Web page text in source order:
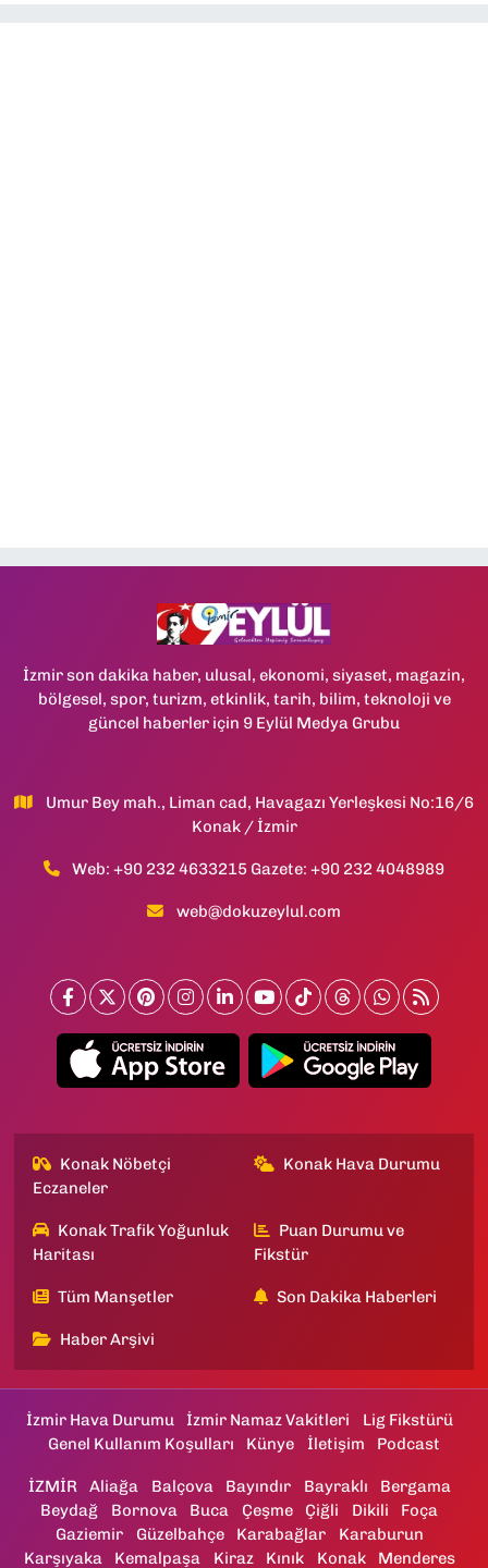
İzmir son dakika haber, ulusal, ekonomi, siyaset, magazin,
bölgesel, spor, turizm, etkinlik, tarih, bilim, teknoloji ve
güncel haberler için 9 Eylül Medya Grubu
Umur Bey mah., Liman cad, Havagazı Yerleşkesi No:16/6
Konak / İzmir
Web: +90 232 4633215 Gazete: +90 232 4048989
web@dokuzeylul.com
Konak Nöbetçi
Eczaneler
Konak Hava Durumu
Konak Trafik Yoğunluk
Haritası
Puan Durumu ve
Fikstür
Tüm Manşetler Son Dakika Haberleri
Haber Arşivi
İzmir Hava Durumu İzmir Namaz Vakitleri
Lig Fikstürü
Genel Kullanım Koşulları
Künye İletişim Podcast
İZMİR Aliağa Balçova Bayındır Bayraklı
Bergama
Beydağ
Bornova Buca Çeşme Çiğli Dikili
Foça
Gaziemir
Güzelbahçe Karabağlar
Karaburun
Karşıyaka
Kemalpaşa Kiraz Kınık Konak Menderes